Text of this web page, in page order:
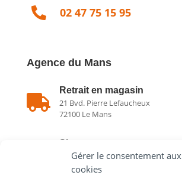
Gérer le consentement aux
cookies
 02 47 75 15 95
Agence du Mans

Retrait en magasin
21 Bvd. Pierre Lefaucheux
72100 Le Mans
Showroom
21 Bvd. Pierre Lefaucheux
72100 Le Mans